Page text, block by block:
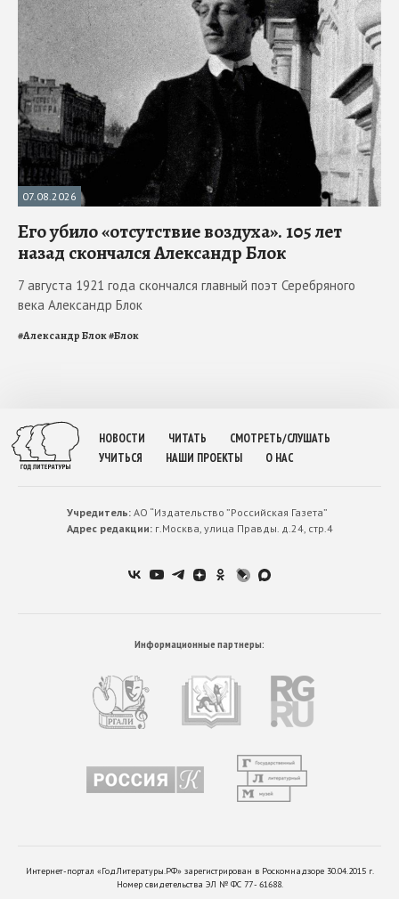
07.08.2026
Его убило «отсутствие воздуха». 105 лет
назад скончался Александр Блок
7 августа 1921 года скончался главный поэт Серебряного
века Александр Блок
#Александр Блок#Блок
НОВОСТИ ЧИТАТЬ
СМОТРЕТЬ/СЛУШАТЬ
УЧИТЬСЯ
НАШИ ПРОЕКТЫ О НАС
Учредитель:АО “Издательство ”Российская Газета”
Адрес редакции:г.Москва, улица Правды. д.24, стр.4
Информационные партнеры:
Интернет-портал «ГодЛитературы.РФ» зарегистрирован в Роскомнадзоре 30.04.2015 г.
Номер свидетельства ЭЛ № ФС 77 - 61688.